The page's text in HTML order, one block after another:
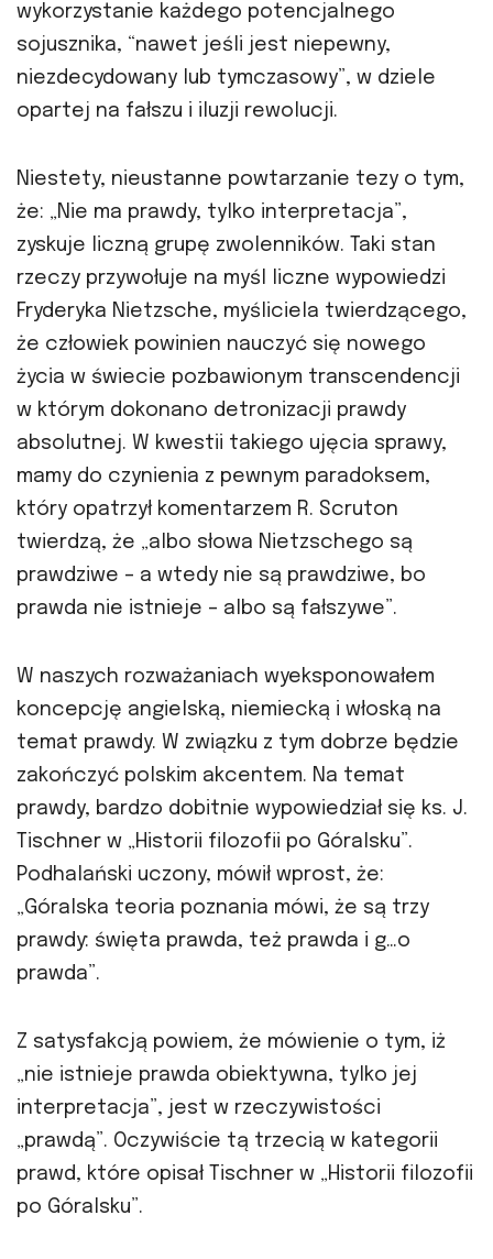
wykorzystanie każdego potencjalnego
sojusznika, “nawet jeśli jest niepewny,
niezdecydowany lub tymczasowy”, w dziele
opartej na fałszu i iluzji rewolucji.
Niestety, nieustanne powtarzanie tezy o tym,
że: „Nie ma prawdy, tylko interpretacja”,
zyskuje liczną grupę zwolenników. Taki stan
rzeczy przywołuje na myśl liczne wypowiedzi
Fryderyka Nietzsche, myśliciela twierdzącego,
że człowiek powinien nauczyć się nowego
życia w świecie pozbawionym transcendencji
w którym dokonano detronizacji prawdy
absolutnej. W kwestii takiego ujęcia sprawy,
mamy do czynienia z pewnym paradoksem,
który opatrzył komentarzem R. Scruton
twierdzą, że „albo słowa Nietzschego są
prawdziwe – a wtedy nie są prawdziwe, bo
prawda nie istnieje – albo są fałszywe”.
W naszych rozważaniach wyeksponowałem
koncepcję angielską, niemiecką i włoską na
temat prawdy. W związku z tym dobrze będzie
zakończyć polskim akcentem. Na temat
prawdy, bardzo dobitnie wypowiedział się ks. J.
Tischner w „Historii filozofii po Góralsku”.
Podhalański uczony, mówił wprost, że:
„Góralska teoria poznania mówi, że są trzy
prawdy: święta prawda, też prawda i g…o
prawda”.
Z satysfakcją powiem, że mówienie o tym, iż
„nie istnieje prawda obiektywna, tylko jej
interpretacja”, jest w rzeczywistości
„prawdą”. Oczywiście tą trzecią w kategorii
prawd, które opisał Tischner w „Historii filozofii
po Góralsku”.